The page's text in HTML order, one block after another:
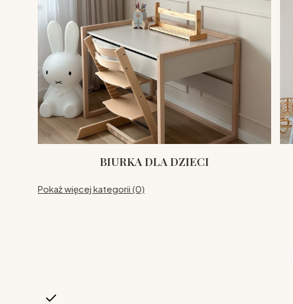
BIURKA DLA DZIECI
Pokaż więcej kategorii (0)